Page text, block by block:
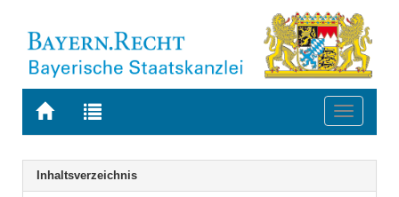
Zur
BAYERN.RECHT
Zur
letzten
Suche
Toggle
Navigation
Inhaltsverzeichnis